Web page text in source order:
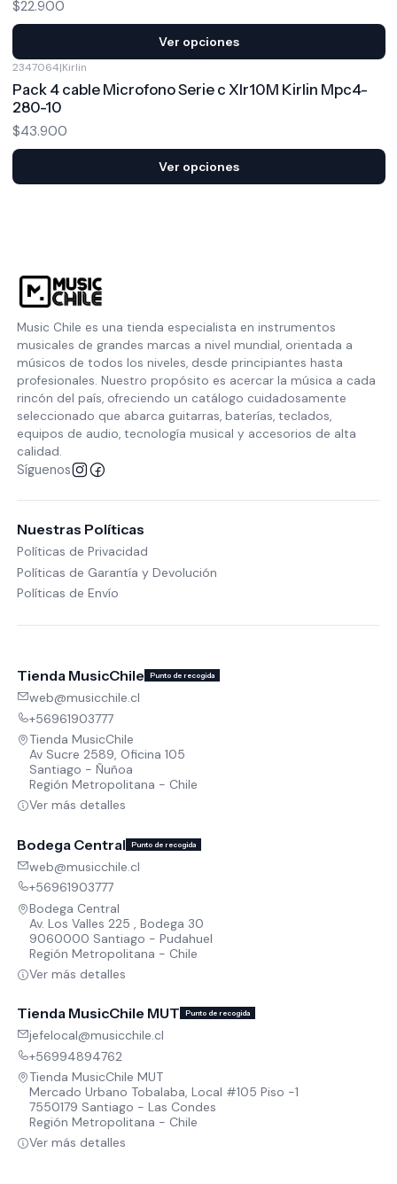
$22.900
Ver opciones
2347064|Kirlin
Pack 4 cable Microfono Serie c Xlr10M Kirlin Mpc4-
280-10
$43.900
Ver opciones
Music Chile es una tienda especialista en instrumentos
musicales de grandes marcas a nivel mundial, orientada a
músicos de todos los niveles, desde principiantes hasta
profesionales. Nuestro propósito es acercar la música a cada
rincón del país, ofreciendo un catálogo cuidadosamente
seleccionado que abarca guitarras, baterías, teclados,
equipos de audio, tecnología musical y accesorios de alta
calidad.
Síguenos
Nuestras Políticas
Políticas de Privacidad
Políticas de Garantía y Devolución
Políticas de Envío
Tienda MusicChile Punto de recogida
web@musicchile.cl
+56961903777
Tienda MusicChile
Av Sucre 2589, Oficina 105
Santiago - Ñuñoa
Región Metropolitana - Chile
Ver más detalles
Bodega Central Punto de recogida
web@musicchile.cl
+56961903777
Bodega Central
Av. Los Valles 225 , Bodega 30
9060000 Santiago - Pudahuel
Región Metropolitana - Chile
Ver más detalles
Tienda MusicChile MUT Punto de recogida
jefelocal@musicchile.cl
+56994894762
Tienda MusicChile MUT
Mercado Urbano Tobalaba, Local #105 Piso -1
7550179 Santiago - Las Condes
Región Metropolitana - Chile
Ver más detalles